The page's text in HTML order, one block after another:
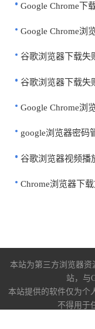
Google Chrome下
Google Chrome浏
谷歌浏览器下载失
谷歌浏览器下载失
Google Chrome浏
google浏览器密码
谷歌浏览器视频播
Chrome浏览器下
本站为第三方浏览器资
站，与
本站提供的软件仅为个
不得用于